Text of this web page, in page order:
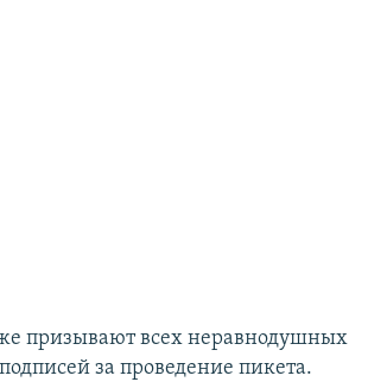
призывают всех неравнодушных
за проведение пикета.